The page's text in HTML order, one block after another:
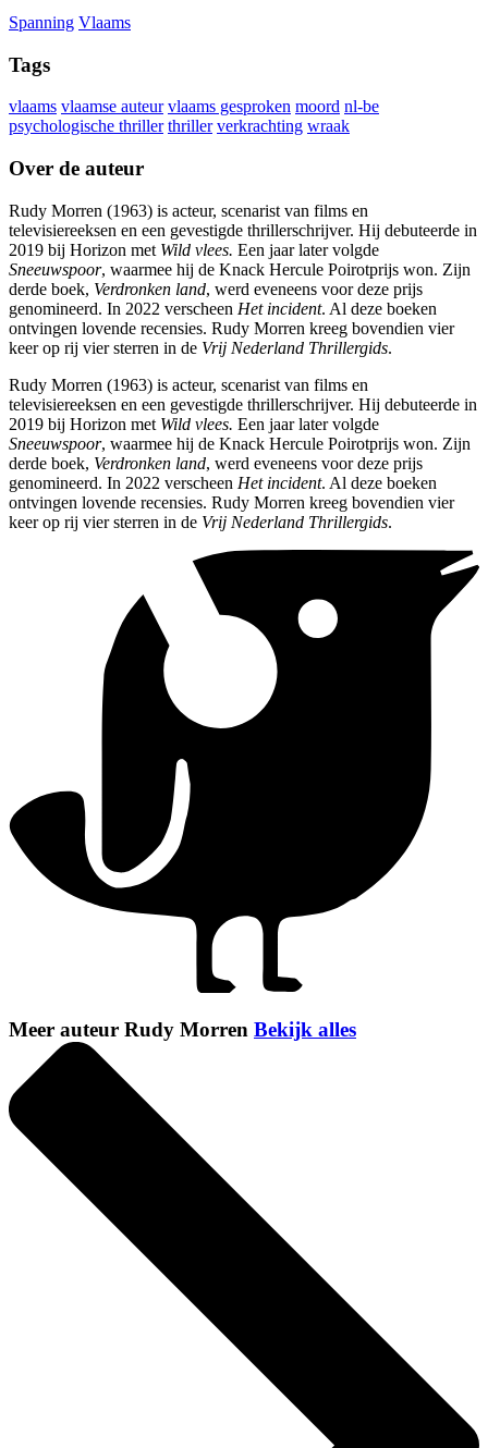
Spanning Vlaams
Tags
vlaams vlaamse auteur vlaams gesproken moord nl-be
psychologische thriller thriller verkrachting wraak
Over de auteur
Rudy Morren (1963) is acteur, scenarist van films en
televisiereeksen en een gevestigde thrillerschrijver. Hij debuteerde in
2019 bij Horizon met Wild vlees. Een jaar later volgde
Sneeuwspoor, waarmee hij de Knack Hercule Poirotprijs won. Zijn
derde boek, Verdronken land, werd eveneens voor deze prijs
genomineerd. In 2022 verscheen Het incident. Al deze boeken
ontvingen lovende recensies. Rudy Morren kreeg bovendien vier
keer op rij vier sterren in de Vrij Nederland Thrillergids.
Rudy Morren (1963) is acteur, scenarist van films en
televisiereeksen en een gevestigde thrillerschrijver. Hij debuteerde in
2019 bij Horizon met Wild vlees. Een jaar later volgde
Sneeuwspoor, waarmee hij de Knack Hercule Poirotprijs won. Zijn
derde boek, Verdronken land, werd eveneens voor deze prijs
genomineerd. In 2022 verscheen Het incident. Al deze boeken
ontvingen lovende recensies. Rudy Morren kreeg bovendien vier
keer op rij vier sterren in de Vrij Nederland Thrillergids.
Meer auteur Rudy Morren Bekijk alles